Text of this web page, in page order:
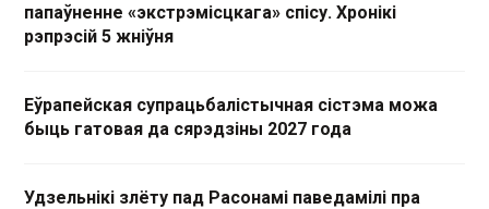
папаўненне «экстрэмісцкага» спісу. Хронікі
рэпрэсій 5 жніўня
Еўрапейская супрацьбалістычная сістэма можа
быць гатовая да сярэдзіны 2027 года
Удзельнікі злёту пад Расонамі паведамілі пра